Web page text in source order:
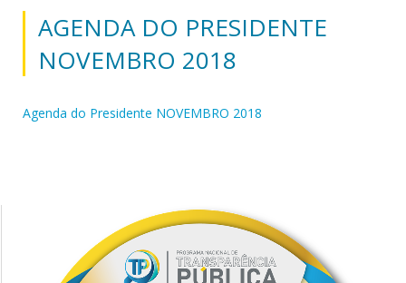
AGENDA DO PRESIDENTE
NOVEMBRO 2018
Agenda do Presidente NOVEMBRO 2018